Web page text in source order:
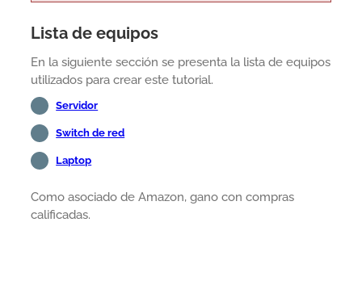
Lista de equipos
En la siguiente sección se presenta la lista de equipos
utilizados para crear este tutorial.
Servidor
Switch de red
Laptop
Como asociado de Amazon, gano con compras
calificadas.